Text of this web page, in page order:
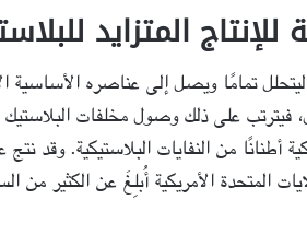
للإنتاج المتزايد
البلاستيك 500 عام ليتحلل تمامًا ويصل إلى عناصره
فيترتب على ذلك وصول مخلفات
أطنانًا من النفايات البلاستيكية. وقد
المتحدة الأمريكية أُبلِغَ عن الكثير من